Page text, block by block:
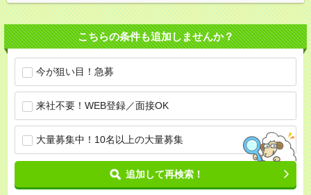
こちらの条件も追加しませんか？
今が狙い目！急募
来社不要！WEB登録／面接OK
大量募集中！10名以上の大量募集
追加して再検索！